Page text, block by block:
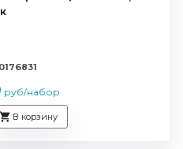
руб/набор
В корзину